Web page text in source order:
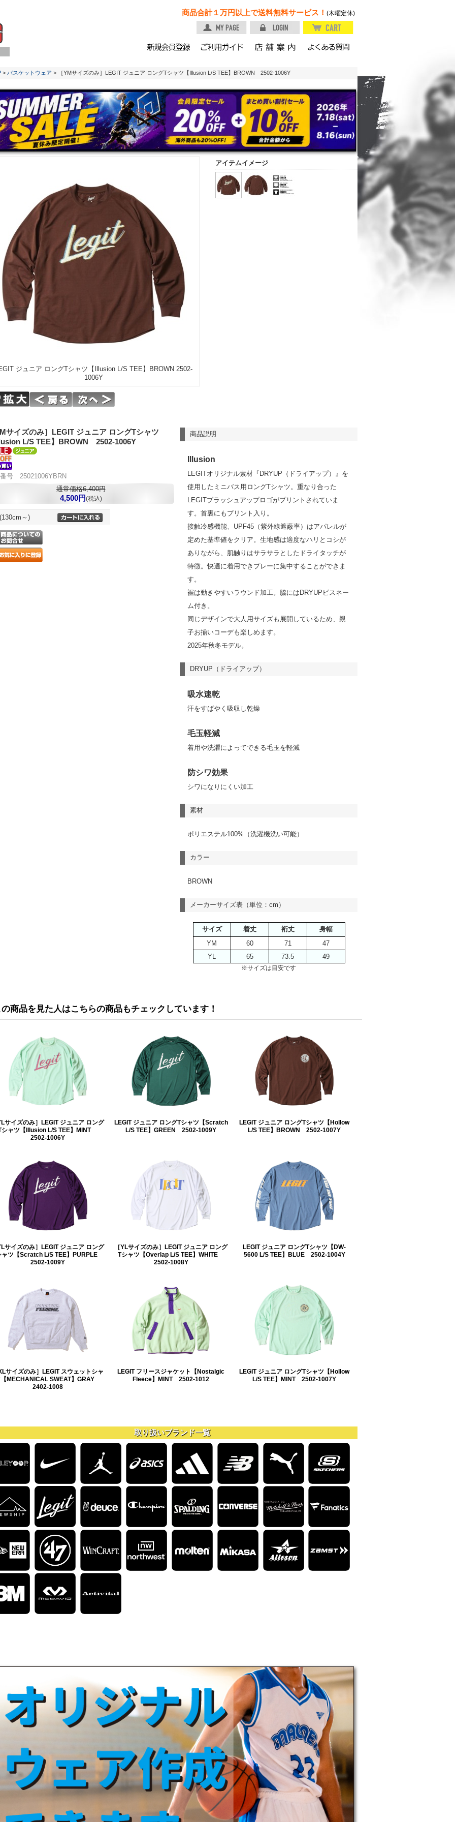
商品合計１万円以上で送料無料サービス！ (木曜定休)
> バスケットウェア > ［YMサイズのみ］LEGIT ジュニア ロングTシャツ【Illusion L/S TEE】BROWN 2502-1006Y
アイテムイメージ
ジュニア ロングTシャツ【Illusion L/S TEE】BROWN 2502-
1006Y
商品説明
Illusion
LEGITオリジナル素材『DRYUP（ドライアップ）』を
使用したミニバス用ロングTシャツ。重なり合った
LEGITブラッシュアップロゴがプリントされていま
す。首裏にもプリント入り。
接触冷感機能、UPF45（紫外線遮蔽率）はアパレルが
定めた基準値をクリア。生地感は適度なハリとコシが
ありながら、肌触りはサラサラとしたドライタッチが
特徴。快適に着用できプレーに集中することができま
す。
裾は動きやすいラウンド加工。脇にはDRYUPピスネー
ム付き。
同じデザインで大人用サイズも展開しているため、親
子お揃いコーデも楽しめます。
2025年秋冬モデル。
DRYUP（ドライアップ）
吸水速乾
汗をすばやく吸収し乾燥
毛玉軽減
着用や洗濯によってできる毛玉を軽減
防シワ効果
シワになりにくい加工
素材
ポリエステル100%（洗濯機洗い可能）
カラー
BROWN
メーカーサイズ表（単位：cm）
サイズ 着丈 裄丈
身幅
YM
60 71
47
YL
65 73.5 49
※サイズは目安です
サイズのみ］LEGIT ジュニア ロングTシャツ
L/S TEE】BROWN 2502-1006Y
号 25021006YBRN
通常価格6,400円
4,500円(税込)
～)
商品を見た人はこちらの商品もチェックしています！
サイズのみ］LEGIT ジュニア ロング
シャツ【Illusion L/S TEE】MINT
2502-1006Y
LEGIT ジュニア ロングTシャツ【Scratch
L/S TEE】GREEN 2502-1009Y
LEGIT ジュニア ロングTシャツ【Hollow
L/S TEE】BROWN 2502-1007Y
サイズのみ］LEGIT ジュニア ロング
ャツ【Scratch L/S TEE】PURPLE
2502-1009Y
［YLサイズのみ］LEGIT ジュニア ロング
Tシャツ【Overlap L/S TEE】WHITE
2502-1008Y
LEGIT ジュニア ロングTシャツ【DW-
5600 L/S TEE】BLUE 2502-1004Y
サイズのみ］LEGIT スウェットシャ
MECHANICAL SWEAT】GRAY
2402-1008
LEGIT フリースジャケット【Nostalgic
Fleece】MINT 2502-1012
LEGIT ジュニア ロングTシャツ【Hollow
L/S TEE】MINT 2502-1007Y
取り扱いブランド一覧